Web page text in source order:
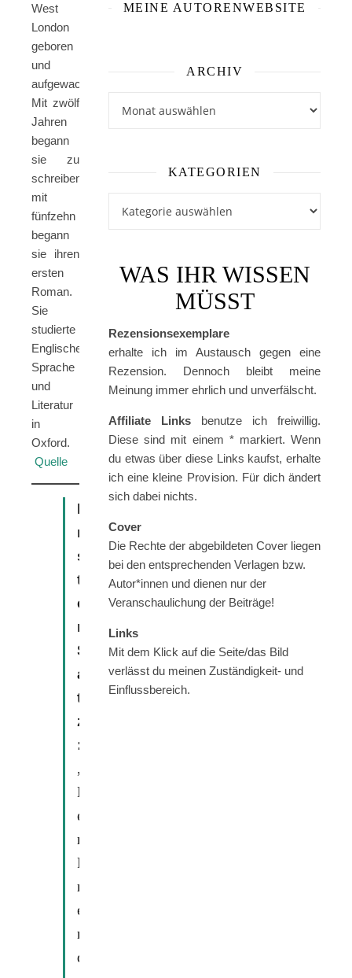
West
London
geboren
und
aufgewachsen.
Mit zwölf
Jahren
begann
sie zu
schreiben,
mit
fünfzehn
begann
sie ihren
ersten
Roman.
Sie
studierte
Englische
Sprache
und
Literatur
in
Oxford.
Quelle
E
r
s
t
e
r
S
a
t
z
:
„
D
e
r
F
r
e
m
d
MEINE AUTORENWEBSITE
ARCHIV
KATEGORIEN
WAS IHR WISSEN
MÜSST
Rezensionsexemplare
erhalte ich im Austausch gegen eine
Rezension. Dennoch bleibt meine
Meinung immer ehrlich und unverfälscht.
Affiliate Links benutze ich freiwillig.
Diese sind mit einem * markiert. Wenn
du etwas über diese Links kaufst, erhalte
ich eine kleine Provision. Für dich ändert
sich dabei nichts.
Cover
Die Rechte der abgebildeten Cover liegen
bei den entsprechenden Verlagen bzw.
Autor*innen und dienen nur der
Veranschaulichung der Beiträge!
Links
Mit dem Klick auf die Seite/das Bild
verlässt du meinen Zuständigkeit- und
Einflussbereich.